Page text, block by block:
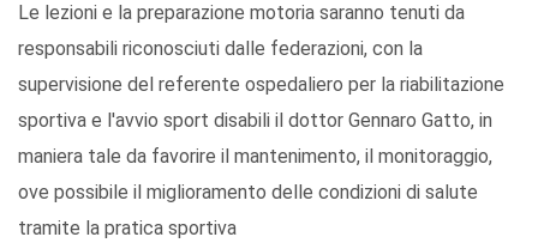
Le lezioni e la preparazione motoria saranno tenuti da
responsabili riconosciuti dalle federazioni, con la
supervisione del referente ospedaliero per la riabilitazione
sportiva e l'avvio sport disabili il dottor Gennaro Gatto, in
maniera tale da favorire il mantenimento, il monitoraggio,
ove possibile il miglioramento delle condizioni di salute
tramite la pratica sportiva